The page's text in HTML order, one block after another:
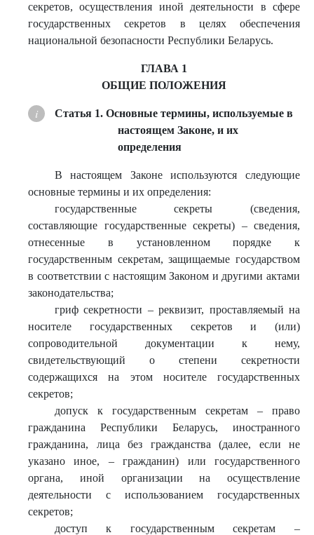
секретов, осуществления иной деятельности в сфере
государственных секретов в целях обеспечения
национальной безопасности Республики Беларусь.
ГЛАВА 1
ОБЩИЕ ПОЛОЖЕНИЯ
Статья 1. Основные термины, используемые в
настоящем Законе, и их
определения
В настоящем Законе используются следующие
основные термины и их определения:
государственные секреты (сведения,
составляющие государственные секреты) – сведения,
отнесенные в установленном порядке к
государственным секретам, защищаемые государством
в соответствии с настоящим Законом и другими актами
законодательства;
гриф секретности – реквизит, проставляемый на
носителе государственных секретов и (или)
сопроводительной документации к нему,
свидетельствующий о степени секретности
содержащихся на этом носителе государственных
секретов;
допуск к государственным секретам – право
гражданина Республики Беларусь, иностранного
гражданина, лица без гражданства (далее, если не
указано иное, – гражданин) или государственного
органа, иной организации на осуществление
деятельности с использованием государственных
секретов;
доступ к государственным секретам –